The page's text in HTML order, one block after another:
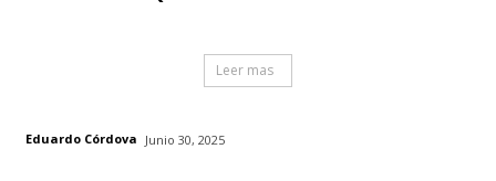
Leer mas
Eduardo Córdova Junio 30, 2025